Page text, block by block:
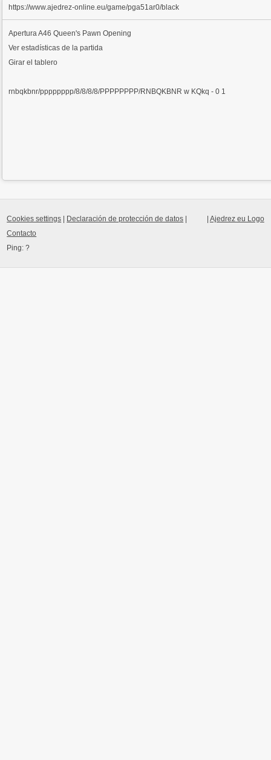
https://www.ajedrez-online.eu/game/pga51ar0/black
AperturaA46 Queen's Pawn Opening
Ver estadísticas de la partida
Girar el tablero
rnbqkbnr/pppppppp/8/8/8/8/PPPPPPPP/RNBQKBNR w KQkq - 0 1
Ajedrez eu Logo
Cookies settings Declaración de protección de datos
Contacto
Ping:?